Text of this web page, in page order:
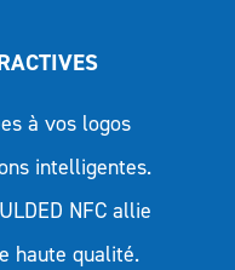
à vos logos
intelligentes.
NFC allie
haute qualité.